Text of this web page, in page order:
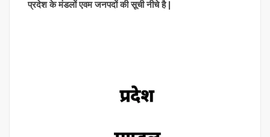
प्रदेश के मंडलों एवम जनपदों की सूची नीचे है |